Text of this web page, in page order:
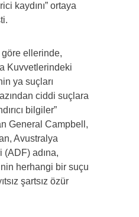
kaydını” ortaya
ellerinde,
Kuvvetlerindeki
ya suçları
ciddi suçlara
bilgiler”
General Campbell,
Avustralya
adına,
herhangi bir suçu
şartsız özür